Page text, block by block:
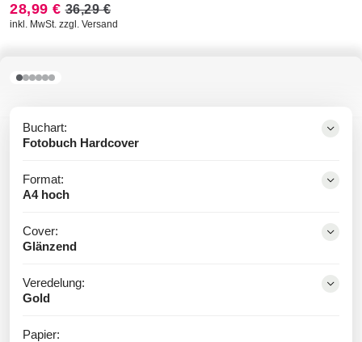
28,99 € 36,29 €
inkl. MwSt. zzgl. Versand
Buchart:
Fotobuch Hardcover
Format:
A4 hoch
Cover:
Glänzend
Veredelung:
Gold
Papier: